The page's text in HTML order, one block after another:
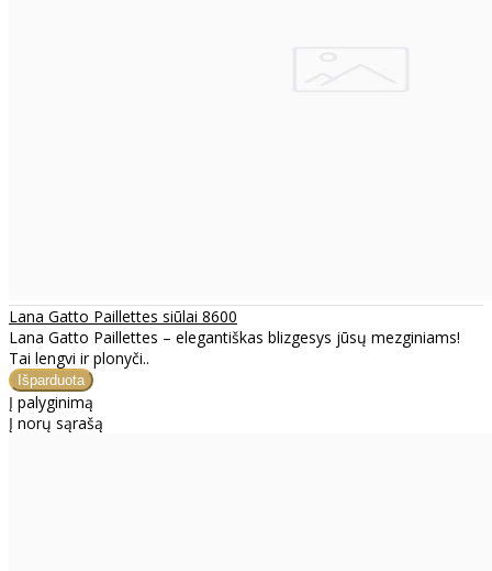
Lana Gatto Paillettes siūlai 8600
Lana Gatto Paillettes – elegantiškas blizgesys jūsų mezginiams!
Tai lengvi ir plonyči..
Į palyginimą
Į norų sąrašą